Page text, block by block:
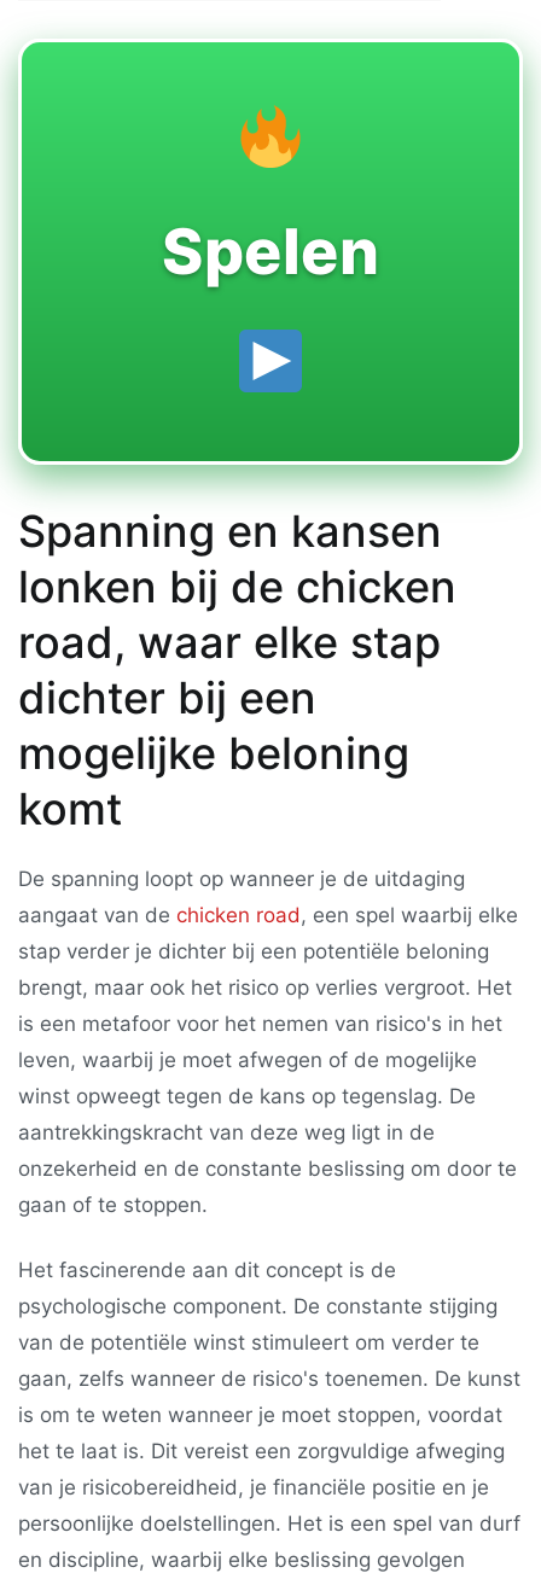
Spelen
Spanning en kansen
lonken bij de chicken
road, waar elke stap
dichter bij een
mogelijke beloning
komt
De spanning loopt op wanneer je de uitdaging
aangaat van de chicken road , een spel waarbij elke
stap verder je dichter bij een potentiële beloning
brengt, maar ook het risico op verlies vergroot. Het
is een metafoor voor het nemen van risico's in het
leven, waarbij je moet afwegen of de mogelijke
winst opweegt tegen de kans op tegenslag. De
aantrekkingskracht van deze weg ligt in de
onzekerheid en de constante beslissing om door te
gaan of te stoppen.
Het fascinerende aan dit concept is de
psychologische component. De constante stijging
van de potentiële winst stimuleert om verder te
gaan, zelfs wanneer de risico's toenemen. De kunst
is om te weten wanneer je moet stoppen, voordat
het te laat is. Dit vereist een zorgvuldige afweging
van je risicobereidheid, je financiële positie en je
persoonlijke doelstellingen. Het is een spel van durf
en discipline, waarbij elke beslissing gevolgen